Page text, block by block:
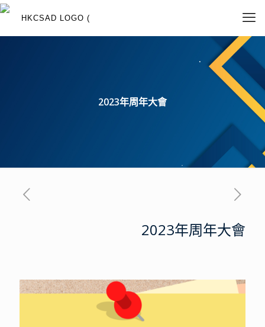
2023年周年大會
2023年周年大會